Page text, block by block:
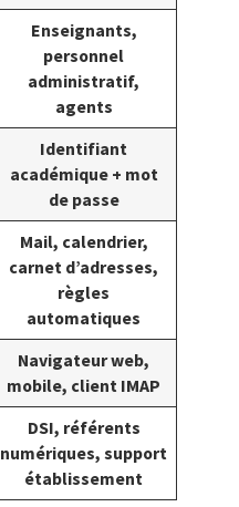
Enseignants,
personnel
administratif,
agents
Identifiant
académique + mot
de passe
Mail, calendrier,
carnet d’adresses,
règles
automatiques
Navigateur web,
mobile, client IMAP
DSI, référents
numériques, support
établissement